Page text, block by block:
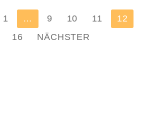
1 … 9 10 11
12
16 NÄCHSTER